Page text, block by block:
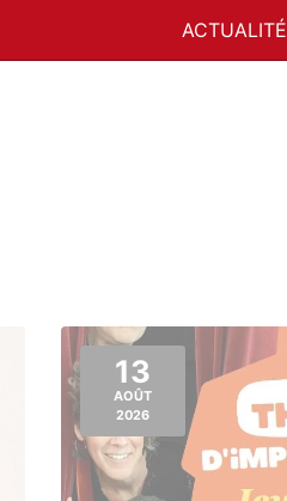
ACTUALITÉ
13
AOÛT
2026